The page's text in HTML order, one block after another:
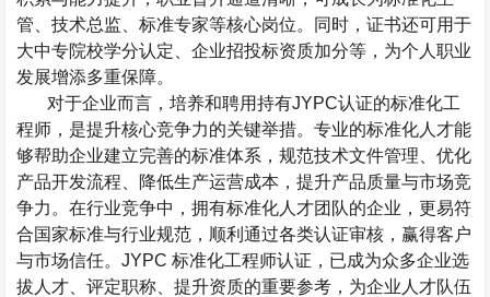
管、技术总监、标准专家等核心岗位。同时，证书还可用于
大中专院校学分认定、企业招投标资质加分等，为个人职业
发展增添多重保障。
对于企业而言，培养和聘用持有JYPC认证的标准化工
程师，是提升核心竞争力的关键举措。专业的标准化人才能
够帮助企业建立完善的标准体系，规范技术文件管理、优化
产品开发流程、降低生产运营成本，提升产品质量与市场竞
争力。在行业竞争中，拥有标准化人才团队的企业，更易符
合国家标准与行业规范，顺利通过各类认证审核，赢得客户
与市场信任。JYPC标准化工程师认证，已成为众多企业选
拔人才、评定职称、提升资质的重要参考，为企业人才队伍